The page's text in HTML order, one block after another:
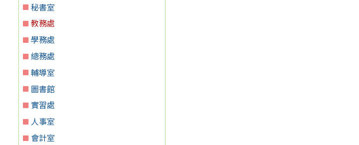
秘書室
教務處
學務處
總務處
輔導室
圖書館
實習處
人事室
會計室